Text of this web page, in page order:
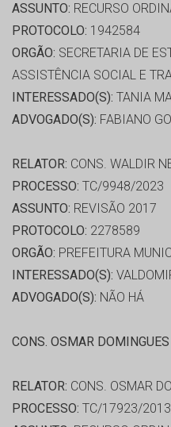
ASSUNTO: RECURSO
PROTOCOLO: 1942584
ORGÃO: SECRETARIA DE
ASSISTÊNCIA SOCIAL E
INTERESSADO(S): TANIA
ADVOGADO(S): FABIANO
RELATOR: CONS. WALDIR
PROCESSO: TC/9948/2023
ASSUNTO: REVISÃO 2017
PROTOCOLO: 2278589
ORGÃO: PREFEITURA
INTERESSADO(S):
ADVOGADO(S): NÃO HÁ
CONS. OSMAR
RELATOR: CONS. OSMAR
PROCESSO: TC/17923/